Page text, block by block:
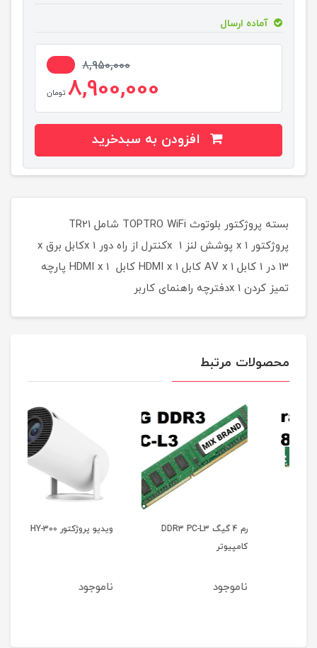
آماده ارسال
8,950,000
8,900,000 تومان
بسته پروژکتور بلوتوث TOPTRO WiFi شامل TR21
پروژکتور x 1 پوشش لنز x 1کنترل از راه دور x 1کابل برق x
13 در 1 کابل AV x 1 کابل HDMI x 1 کابل HDMI x 1 پارچه
تمیز کردن x 1دفترچه راهنمای کاربر
محصولات مرتبط
رم 4 گیگ DDR3 PC-L3
ناموجود
ویدیو پروژکتور 300-HY
ناموجود